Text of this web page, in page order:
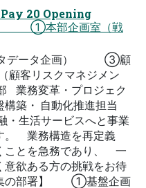
20 Opening
】 ①本部企画室（戦
データ企画） ③顧
客リスクマネジメン
務変革・プロジェク
築・ 自動化推進担当
・生活サービスへと事業
。 業務構造を再定義
ことを急務であり、 一
欲ある方の挑戦をお待
の部署】 ①基盤企画